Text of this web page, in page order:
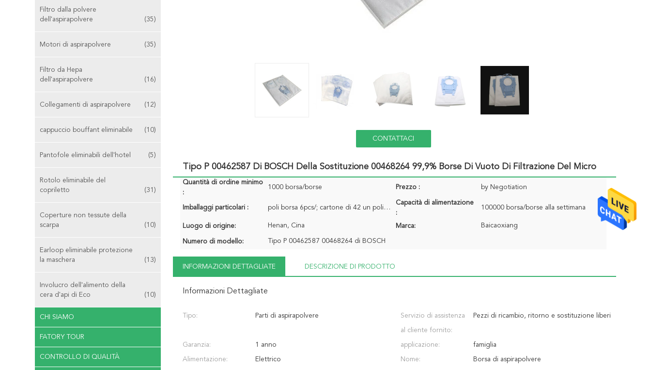
Filtro dalla polvere
dell'aspirapolvere
(35)
Motori di aspirapolvere (35)
Filtro da Hepa
dell'aspirapolvere
(16)
Collegamenti di aspirapolvere (12)
cappuccio bouffant eliminabile (10)
Pantofole eliminabili dell'hotel (5)
Rotolo eliminabile del
copriletto
(31)
Coperture non tessute della
scarpa
(10)
Earloop eliminabile protezione
la maschera
(13)
Involucro dell'alimento della
cera d'api di Eco
(10)
CHI SIAMO
FATORY TOUR
CONTROLLO DI QUALITÀ
CONTATTACI
Tipo P 00462587 Di BOSCH Della Sostituzione 00468264 99,9% Borse Di Vuoto Di Filtrazione Del Micro
Quantità di ordine minimo
:
1000 borsa/borse Prezzo : by Negotiation
Imballaggi particolari : poli borsa 6pcs/; cartone di 42 un poli borse
Capacità di alimentazione
:
100000 borsa/borse alla settimana
Luogo di origine: Henan, Cina Marca: Baicaoxiang
Numero di modello: Tipo P 00462587 00468264 di BOSCH
INFORMAZIONI DETTAGLIATE DESCRIZIONE DI PRODOTTO
Informazioni Dettagliate
Tipo: Parti di aspirapolvere Servizio di assistenza
al cliente fornito:
Pezzi di ricambio, ritorno e sostituzione liberi
Garanzia: 1 anno applicazione: famiglia
Alimentazione: Elettrico Nome: Borsa di aspirapolvere